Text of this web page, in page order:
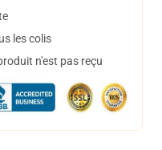
les colis
n'est pas reçu